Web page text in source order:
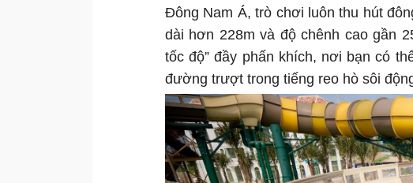
Đông Nam Á, trò chơi luôn thu hút
dài hơn 228m và độ chênh cao gần
tốc độ” đầy phấn khích, nơi bạn có
đường trượt trong tiếng reo hò sôi